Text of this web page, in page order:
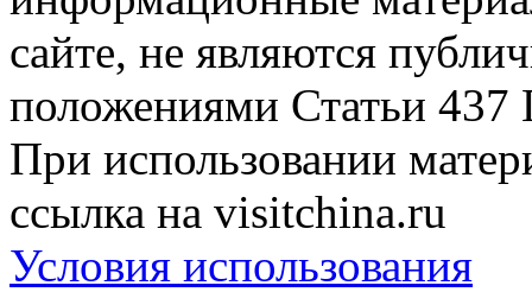
сайте, не являются
положениями Статьи 437
При использовании
ссылка на visitchina.ru
Условия использования